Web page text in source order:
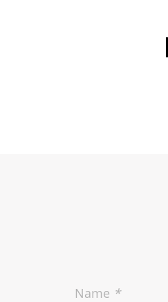
Optional
während
Name *